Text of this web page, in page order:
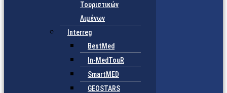
Τουριστικών
Λιμένων
Interreg
BestMed
In-MedTouR
SmartMED
GEOSTARS